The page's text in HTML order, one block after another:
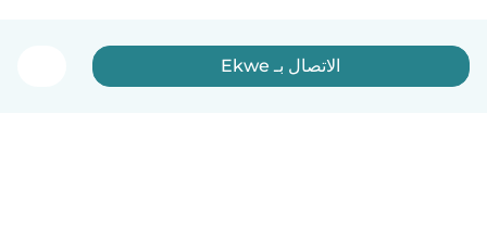
الاتصال بـ Ekwe